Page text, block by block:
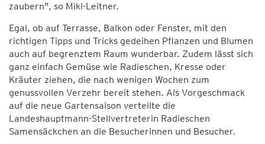
zaubern", so Mikl-Leitner.
Egal, ob auf Terrasse, Balkon oder Fenster, mit den
richtigen Tipps und Tricks gedeihen Pflanzen und Blumen
auch auf begrenztem Raum wunderbar. Zudem lässt sich
ganz einfach Gemüse wie Radieschen, Kresse oder
Kräuter ziehen, die nach wenigen Wochen zum
genussvollen Verzehr bereit stehen. Als Vorgeschmack
auf die neue Gartensaison verteilte die
Landeshauptmann-Stellvertreterin Radieschen
Samensäckchen an die Besucherinnen und Besucher.